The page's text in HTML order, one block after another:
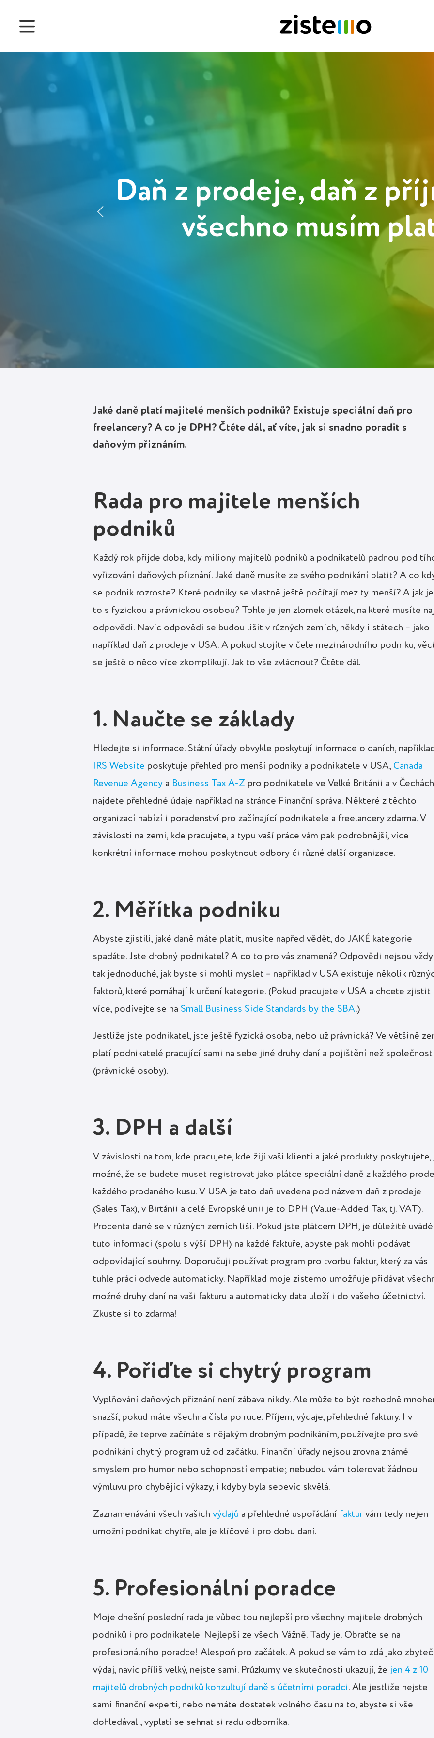
Správa docházky
Správa projektu
Daň z prodeje, daň z
všechno musím
Jaké daně platí majitelé menších podniků? Existuje speciální daň pro
freelancery? A co je DPH? Čtěte dál, ať víte, jak si snadno poradit s
daňovým přiznáním.
Rada pro majitele menších
podniků
Každý rok přijde doba, kdy miliony majitelů podniků a podnikatelů padnou pod
vyřizování daňových přiznání. Jaké daně musíte ze svého podnikání platit? A co
se podnik rozroste? Které podniky se vlastně ještě počítají mez ty menší? A jak je
to s fyzickou a právnickou osobou? Tohle je jen zlomek otázek, na které musíte
odpovědi. Navíc odpovědi se budou lišit v různých zemích, někdy i státech – jako
například daň z prodeje v USA. A pokud stojíte v čele mezinárodního podniku,
se ještě o něco více zkomplikují. Jak to vše zvládnout? Čtěte dál.
1. Naučte se základy
Hledejte si informace. Státní úřady obvykle poskytují informace o daních,
IRS Website poskytuje přehled pro menší podniky a podnikatele v USA, Canada
Revenue Agency a Business Tax A-Z pro podnikatele ve Velké Británii a v Čechách
najdete přehledné údaje například na stránce Finanční správa. Některé z těchto
organizací nabízí i poradenství pro začínající podnikatele a freelancery zdarma. V
závislosti na zemi, kde pracujete, a typu vaší práce vám pak podrobnější, více
konkrétní informace mohou poskytnout odbory či různé další organizace.
2. Měřítka podniku
Abyste zjistili, jaké daně máte platit, musíte napřed vědět, do JAKÉ kategorie
spadáte. Jste drobný podnikatel? A co to pro vás znamená? Odpovědi nejsou vždy
tak jednoduché, jak byste si mohli myslet – například v USA existuje několik
faktorů, které pomáhají k určení kategorie. (Pokud pracujete v USA a chcete zjistit
více, podívejte se na Small Business Side Standards by the SBA.)
Jestliže jste podnikatel, jste ještě fyzická osoba, nebo už právnická? Ve většině
platí podnikatelé pracující sami na sebe jiné druhy daní a pojištění než
(právnické osoby).
3. DPH a další
V závislosti na tom, kde pracujete, kde žijí vaši klienti a jaké produkty poskytujete,
možné, že se budete muset registrovat jako plátce speciální daně z každého
každého prodaného kusu. V USA je tato daň uvedena pod názvem daň z prodeje
(Sales Tax), v Birtánii a celé Evropské unii je to DPH (Value-Added Tax, tj. VAT).
Procenta daně se v různých zemích liší. Pokud jste plátcem DPH, je důležité
tuto informaci (spolu s výší DPH) na každé faktuře, abyste pak mohli podávat
odpovídající souhrny. Doporučuji používat program pro tvorbu faktur, který za vás
tuhle práci odvede automaticky. Například moje zistemo umožňuje přidávat
možné druhy daní na vaši fakturu a automaticky data uloží i do vašeho účetnictví.
Zkuste si to zdarma!
4. Pořiďte si chytrý program
Vyplňování daňových přiznání není zábava nikdy. Ale může to být rozhodně
snazší, pokud máte všechna čísla po ruce. Příjem, výdaje, přehledné faktury. I v
případě, že teprve začínáte s nějakým drobným podnikáním, používejte pro své
podnikání chytrý program už od začátku. Finanční úřady nejsou zrovna známé
smyslem pro humor nebo schopností empatie; nebudou vám tolerovat žádnou
výmluvu pro chybějící výkazy, i kdyby byla sebevíc skvělá.
Zaznamenávání všech vašich výdajů a přehledné uspořádání fakturvám tedy nejen
umožní podnikat chytře, ale je klíčové i pro dobu daní.
5. Profesionální poradce
Moje dnešní poslední rada je vůbec tou nejlepší pro všechny majitele drobných
podniků i pro podnikatele. Nejlepší ze všech. Vážně. Tady je. Obraťte se na
profesionálního poradce! Alespoň pro začátek. A pokud se vám to zdá jako
výdaj, navíc příliš velký, nejste sami. Průzkumy ve skutečnosti ukazují, že jen 4 z 10
majitelů drobných podniků konzultují daně s účetními poradci. Ale jestliže nejste
sami finanční experti, nebo nemáte dostatek volného času na to, abyste si vše
dohledávali, vyplatí se sehnat si radu odborníka.